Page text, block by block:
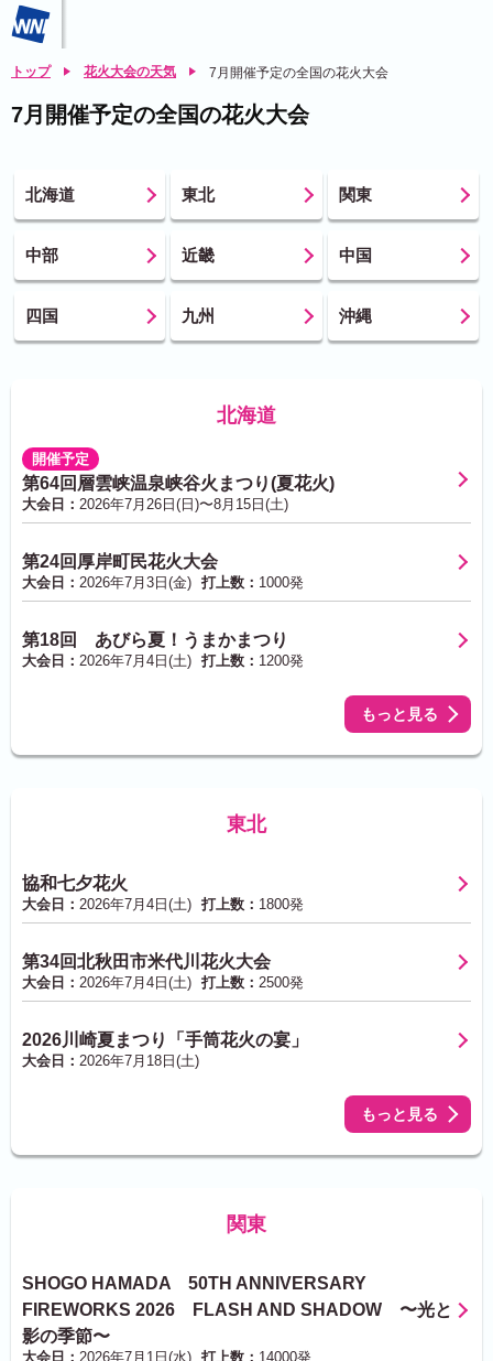
トップ 花火大会の天気 7月開催予定の全国の花火大会
7月開催予定の全国の花火大会
北海道 東北 関東
中部 近畿 中国
四国 九州 沖縄
北海道
開催予定
第64回層雲峡温泉峡谷火まつり(夏花火)
大会日： 2026年7月26日(日)〜8月15日(土)
第24回厚岸町民花火大会
大会日： 2026年7月3日(金) 打上数： 1000発
第18回 あびら夏！うまかまつり
大会日： 2026年7月4日(土) 打上数： 1200発
もっと見る
東北
協和七夕花火
大会日： 2026年7月4日(土) 打上数： 1800発
第34回北秋田市米代川花火大会
大会日： 2026年7月4日(土) 打上数： 2500発
2026川崎夏まつり「手筒花火の宴」
大会日： 2026年7月18日(土)
もっと見る
関東
SHOGO HAMADA 50TH ANNIVERSARY
FIREWORKS 2026 FLASH AND SHADOW 〜光と
影の季節〜
大会日： 2026年7月1日(水) 打上数： 14000発